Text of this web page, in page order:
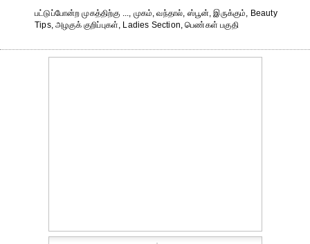
பட்டுப்போன்ற முகத்திற்கு ..., முகம், வந்தால், ஸ்பூன், இருக்கும், Beauty
Tips, அழகுக் குறிப்புகள், Ladies Section, பெண்கள் பகுதி